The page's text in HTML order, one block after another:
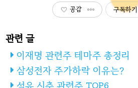
공감 구독하기
이재명 관련주 테마주 총정리
삼성전자 주가하락 이유는?
석유 시추 관련주 TOP6